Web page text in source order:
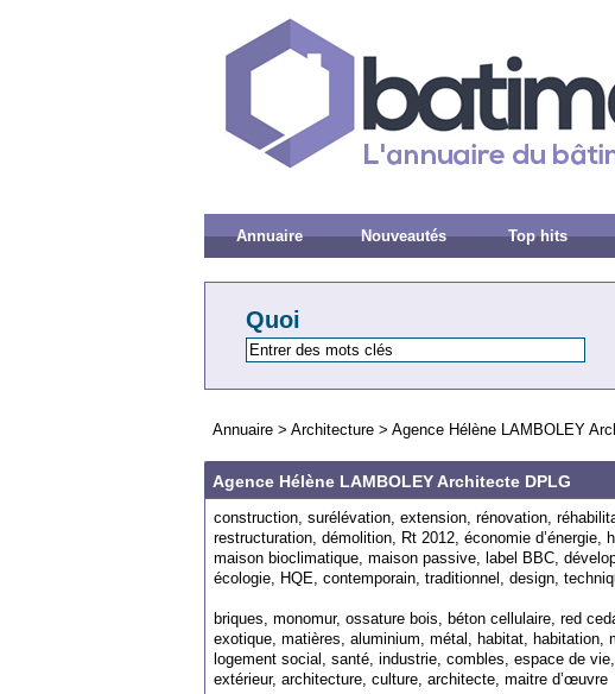
Annuaire Nouveautés Top hits
Quoi
Annuaire > Architecture > Agence Hélène LAMBOLEY
Agence Hélène LAMBOLEY Architecte DPLG
construction, surélévation, extension, rénovation,
restructuration, démolition, Rt 2012, économie d’énergie,
maison bioclimatique, maison passive, label BBC,
écologie, HQE, contemporain, traditionnel, design,
briques, monomur, ossature bois, béton cellulaire, red
exotique, matières, aluminium, métal, habitat, habitation,
logement social, santé, industrie, combles, espace de
extérieur, architecture, culture, architecte, maitre d’œuvre